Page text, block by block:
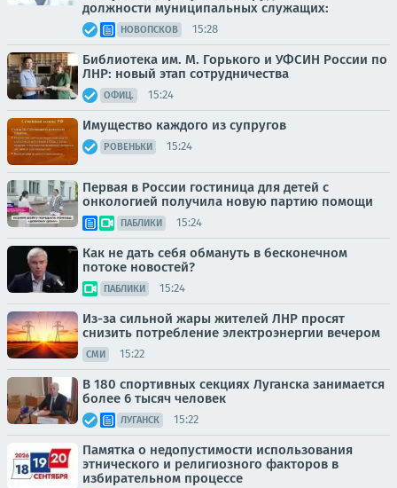
должности муниципальных служащих:
НОВОПСКОВ 15:28
Библиотека им. М. Горького и УФСИН России по
ЛНР: новый этап сотрудничества
ОФИЦ. 15:24
Имущество каждого из супругов
РОВЕНЬКИ 15:24
Первая в России гостиница для детей с
онкологией получила новую партию помощи
ПАБЛИКИ 15:24
Как не дать себя обмануть в бесконечном
потоке новостей?
ПАБЛИКИ 15:24
Из-за сильной жары жителей ЛНР просят
снизить потребление электроэнергии вечером
СМИ 15:22
В 180 спортивных секциях Луганска занимается
более 6 тысяч человек
ЛУГАНСК 15:22
Памятка о недопустимости использования
этнического и религиозного факторов в
избирательном процессе